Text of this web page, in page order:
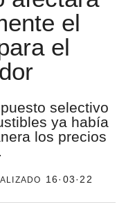
el
el
selectivo
ya había
los precios
16·03·22